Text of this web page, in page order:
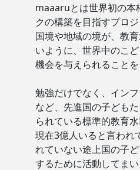
maaaruとは世界初の本
クの構築を目指すプロジ
国境や地域の境が、教
いように、世界中のこ
機会を与えられることを
勉強だけでなく、イン
など、先進国の子ども
られている標準的教育水
現在3億人いると言われ
れていない途上国の子
するために活動してまい